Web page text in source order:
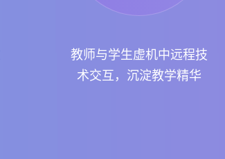
教师与学生虚机中远程技
术交互，沉淀教学精华